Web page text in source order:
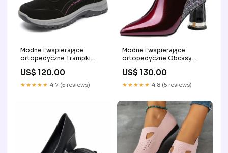
Modne i wspierające
ortopedyczne Trampki
winner sneakers
US$ 120.00
★★★★★ 4.7 (5 reviews)
Modne i wspierające
ortopedyczne Obcasy
winner sandals
US$ 130.00
★★★★★ 4.8 (5 reviews)